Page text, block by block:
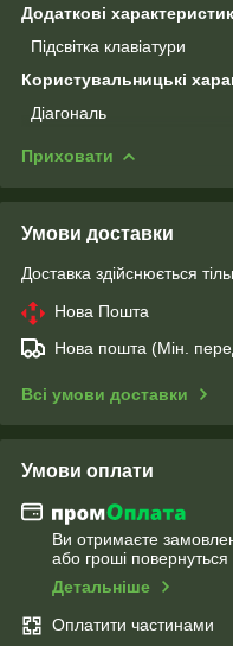
Додаткові
Підсвітка клавіатури
Користувальницькі
Діагональ
Приховати
Умови доставки
Доставка здійснюється
Нова Пошта
Нова пошта (Мін.
Всі умови доставки
Умови оплати
Ви отримаєте
або гроші
Детальніше
Оплатити частинами